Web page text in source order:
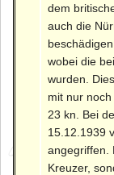
dem
auch die
wobei die
wurden.
mit nur
23 kn. Bei
15.12.1939
angegriffen.
Kreuzer,